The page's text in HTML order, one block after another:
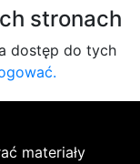
stronach
dostęp do tych
materiały